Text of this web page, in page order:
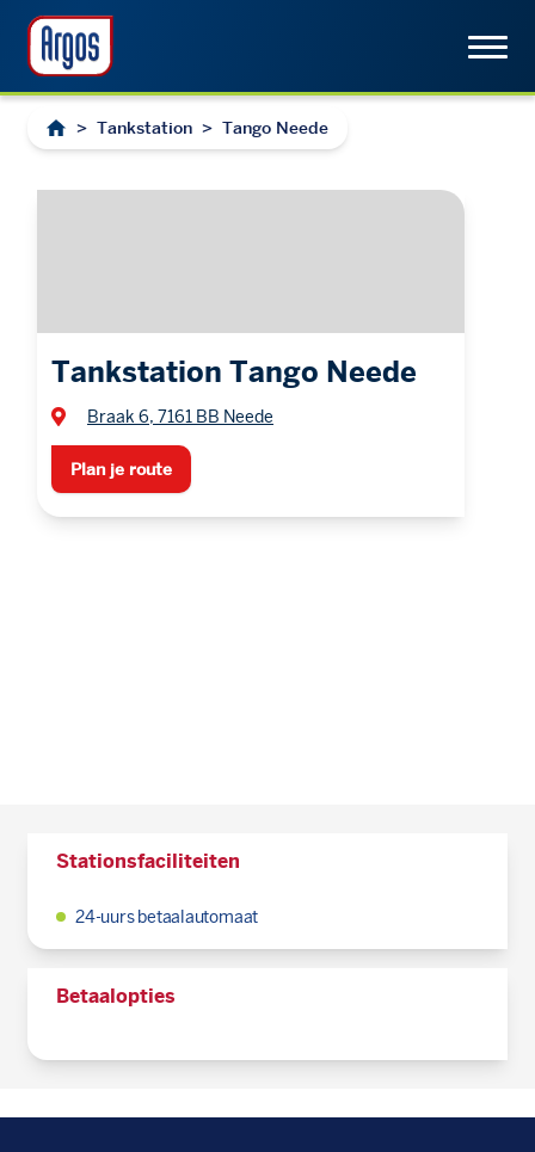
> Tankstation > Tango Neede
Tankstation Tango Neede
Braak 6, 7161 BB Neede
Plan je route
Stationsfaciliteiten
24-uurs betaalautomaat
Betaalopties